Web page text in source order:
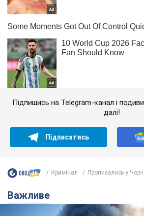
Підпишись на Telegram-канал і
далі!
Підписатись
Кримінал Прописались у
Важливе